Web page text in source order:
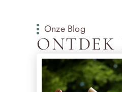
Onze Blog
ONTDEK